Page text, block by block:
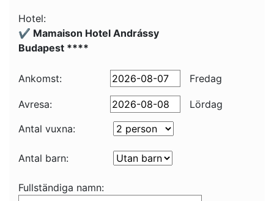
Hotel:
✔️ Mamaison Hotel Andrássy
Budapest ****
Ankomst: Fredag
Avresa:
Lördag
Antal vuxna:
Antal barn:
Fullständiga namn: